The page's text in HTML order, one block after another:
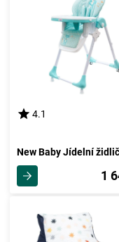
4.1
1